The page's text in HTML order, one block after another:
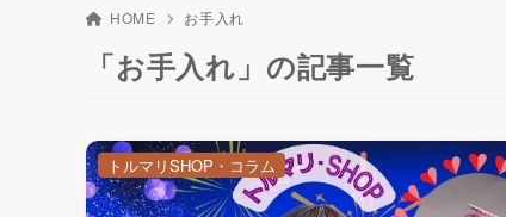
HOME お手入れ
「お手入れ」の記事一覧
トルマリSHOP・コラム